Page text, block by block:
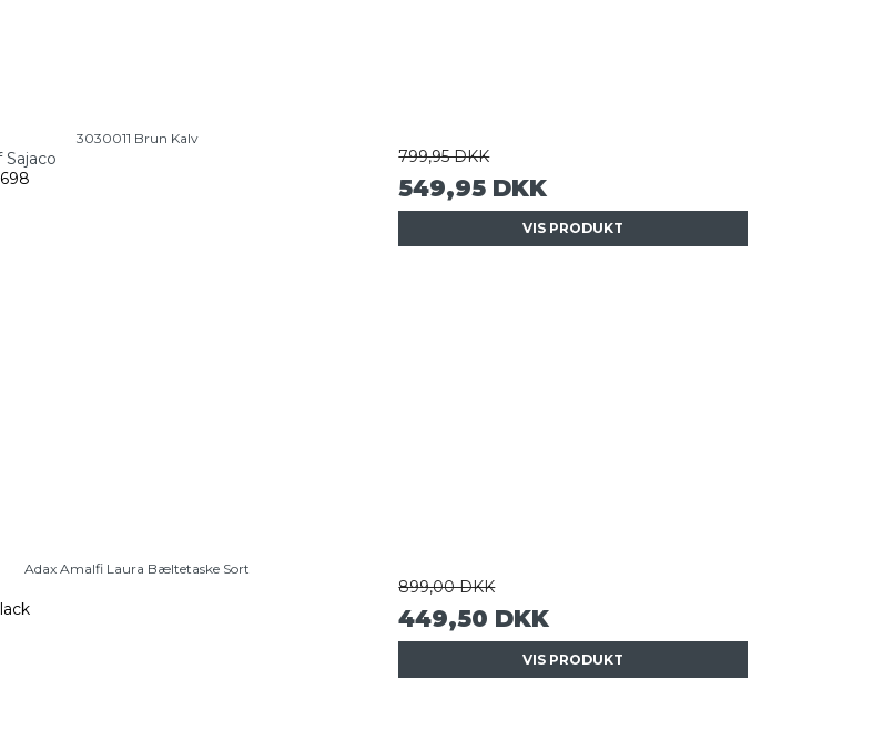
3030011 Brun Kalv
Sajaco
799,95 DKK
549,95 DKK
VIS PRODUKT
Adax Amalfi Laura Bæltetaske Sort
899,00 DKK
449,50 DKK
VIS PRODUKT